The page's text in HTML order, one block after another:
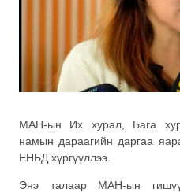
МАН-ын Их хурал, Бага
намын дараагийн даргаа
ЕНБД хүргүүллээ.
Энэ талаар МАН-ын